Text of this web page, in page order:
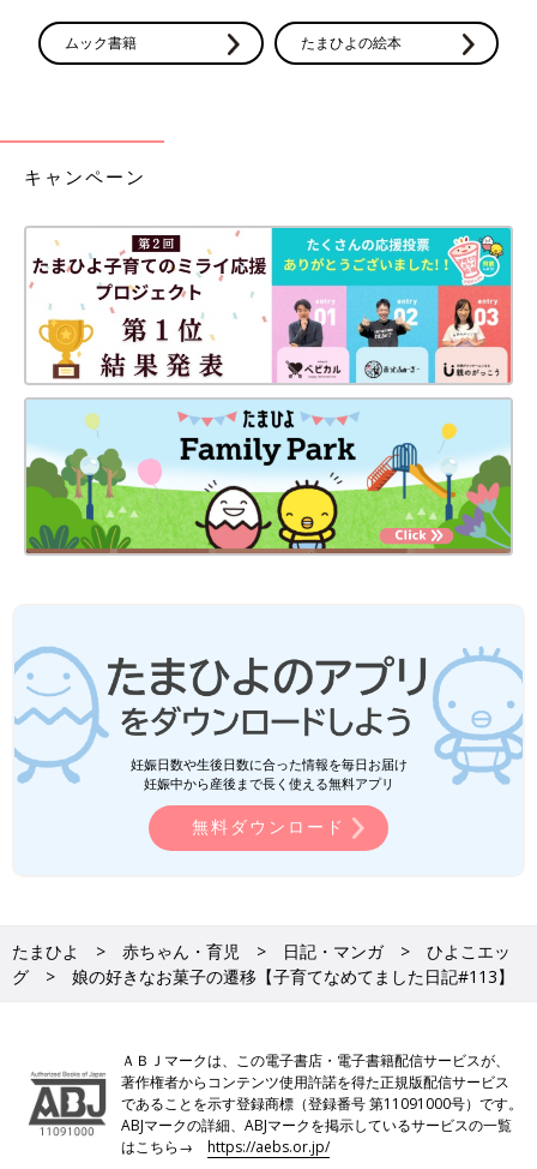
ムック書籍 たまひよの絵本
キャンペーン
妊娠日数や生後日数に合った情報を毎日お届け
妊娠中から産後まで長く使える無料アプリ
無料ダウンロード
たまひよ 赤ちゃん・育児 日記・マンガ
ひよこエッ
グ
娘の好きなお菓子の遷移【子育てなめてました日記#113】
ＡＢＪマークは、この電子書店・電子書籍配信サービスが、
著作権者からコンテンツ使用許諾を得た正規版配信サービス
であることを示す登録商標（登録番号 第11091000号）です。
ABJマークの詳細、ABJマークを掲示しているサービスの一覧
はこちら→https://aebs.or.jp/